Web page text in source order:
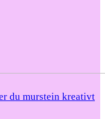
du murstein kreativt